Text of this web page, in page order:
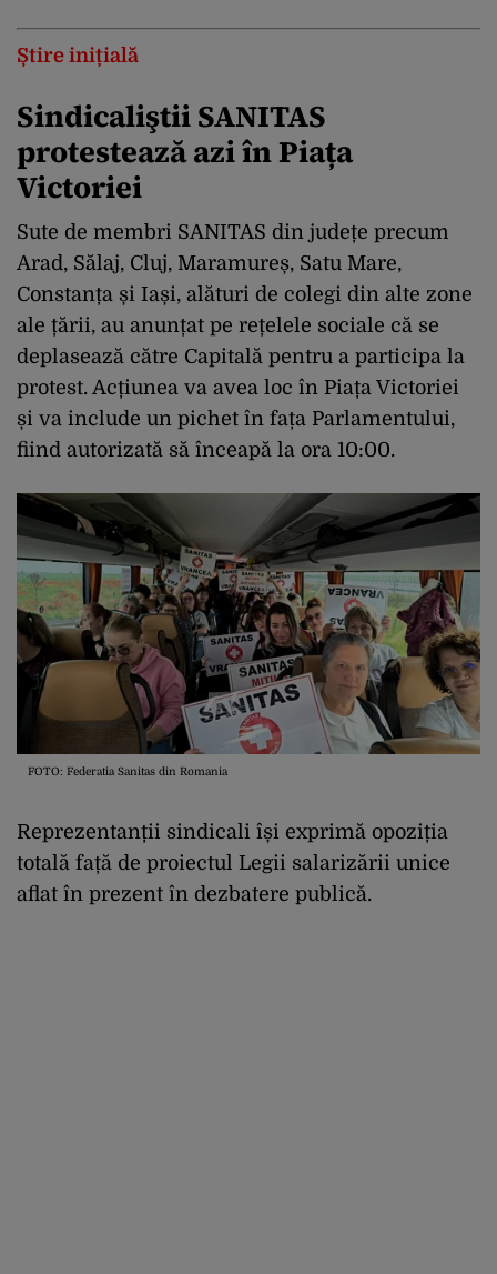
Știre inițială
Sindicaliştii SANITAS
protestează azi în Piața
Victoriei
Sute de membri SANITAS din județe precum
Arad, Sălaj, Cluj, Maramureș, Satu Mare,
Constanța și Iași, alături de colegi din alte zone
ale țării, au anunțat pe rețelele sociale că se
deplasează către Capitală pentru a participa la
protest. Acțiunea va avea loc în Piața Victoriei
și va include un pichet în fața Parlamentului,
fiind autorizată să înceapă la ora 10:00.
FOTO: Federatia Sanitas din Romania
Reprezentanții sindicali își exprimă opoziția
totală față de proiectul Legii salarizării unice
aflat în prezent în dezbatere publică.